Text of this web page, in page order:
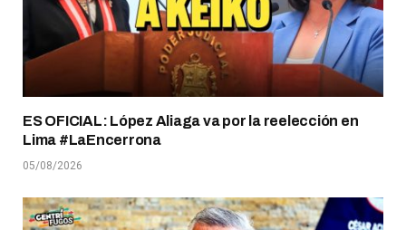
ES OFICIAL: López Aliaga va por la reelección en
Lima #LaEncerrona
05/08/2026